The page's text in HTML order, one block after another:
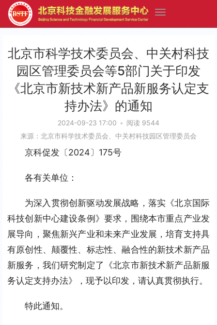
北京市科学技术委员会、中关村科技
园区管理委员会等5部门关于印发
《北京市新技术新产品新服务认定支
持办法》的通知
2024-09-23 17:00 • 阅读 9544
来源：北京市科学技术委员会、中关村科技园区管理委员会
京科促发〔2024〕175号
各有关单位：
为深入贯彻创新驱动发展战略，落实《北京国际
科技创新中心建设条例》要求，围绕本市重点产业发
展导向，聚焦新兴产业和未来产业发展，培育支持具
有原创性、颠覆性、标志性、融合性的新技术新产品
新服务，我们研究制定了《北京市新技术新产品新服
务认定支持办法》，现予以印发，请认真贯彻执行。
特此通知。